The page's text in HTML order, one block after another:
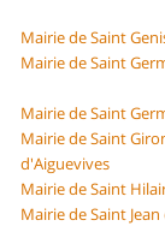
Mairie de Saint
Mairie de Saint
Mairie de Saint
Mairie de Saint
d'Aiguevives
Mairie de Saint
Mairie de Saint